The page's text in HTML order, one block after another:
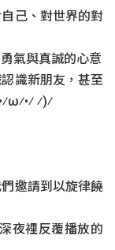
己、對世界的對
氣與真誠的心意
識新朋友，甚至
⁄)⁄
邀請到以旋律饒
夜裡反覆播放的